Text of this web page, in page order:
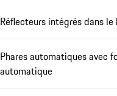
Réflecteurs intégrés dans
Phares automatiques avec
automatique